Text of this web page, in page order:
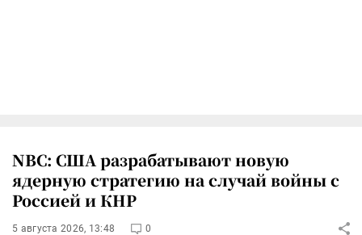
NBC: США разрабатывают новую
ядерную стратегию на случай войны с
Россией и КНР
5 августа 2026, 13:48 0